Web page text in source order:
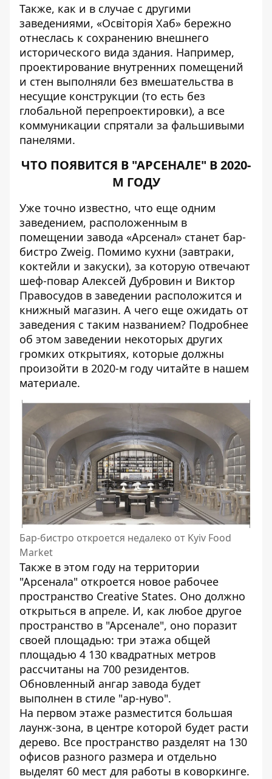
Также, как и в случае с другими
заведениями, «Освіторія Хаб» бережно
отнеслась к сохранению внешнего
исторического вида здания. Например,
проектирование внутренних помещений
и стен выполняли без вмешательства в
несущие конструкции (то есть без
глобальной перепроектировки), а все
коммуникации спрятали за фальшивыми
панелями.
ЧТО ПОЯВИТСЯ В "АРСЕНАЛЕ" В 2020-
М ГОДУ
Уже точно известно, что еще одним
заведением, расположенным в
помещении завода «Арсенал» станет бар-
бистро Zweig. Помимо кухни (завтраки,
коктейли и закуски), за которую отвечают
шеф-повар Алексей Дубровин и Виктор
Правосудов в заведении расположится и
книжный магазин. А чего еще ожидать от
заведения с таким названием? Подробнее
об этом заведении некоторых других
громких открытиях, которые должны
произойти в 2020-м году читайте в нашем
материале.
Бар-бистро откроется недалеко от Kyiv Food
Market
Также в этом году на территории
"Арсенала" откроется новое рабочее
пространство Creative States. Оно должно
открыться в апреле. И, как любое другое
пространство в "Арсенале", оно поразит
своей площадью: три этажа общей
площадью 4 130 квадратных метров
рассчитаны на 700 резидентов.
Обновленный ангар завода будет
выполнен в стиле "ар-нуво".
На первом этаже разместится большая
лаунж-зона, в центре которой будет расти
дерево. Все пространство разделят на 130
офисов разного размера и отдельно
выделят 60 мест для работы в коворкинге.